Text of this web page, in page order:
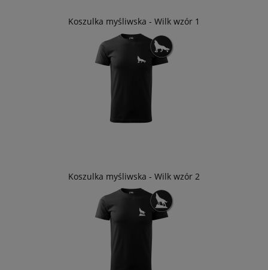
Koszulka myśliwska - Wilk wzór 1
Koszulka myśliwska - Wilk wzór 2